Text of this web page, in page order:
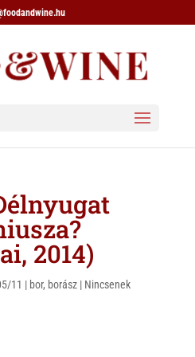
2014)
11 | bor, borász| Nincsenek